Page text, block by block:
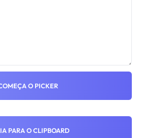
O PICKER
PARA O CLIPBOARD